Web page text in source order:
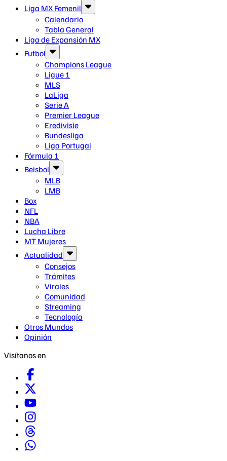
Liga MX Femenil
Calendario
Tabla General
Liga de Expansión MX
Futbol
Champions League
Ligue 1
MLS
LaLiga
Serie A
Premier League
Eredivisie
Bundesliga
Liga Portugal
Fórmula 1
Beisbol
MLB
LMB
Box
NFL
NBA
Lucha Libre
MT Mujeres
Actualidad
Consejos
Trámites
Virales
Comunidad
Streaming
Tecnología
Otros Mundos
Opinión
Visítanos en